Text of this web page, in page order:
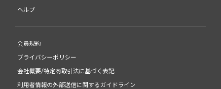
ヘルプ
会員規約
プライバシーポリシー
会社概要/特定商取引法に基づく表記
利用者情報の外部送信に関するガイドライン